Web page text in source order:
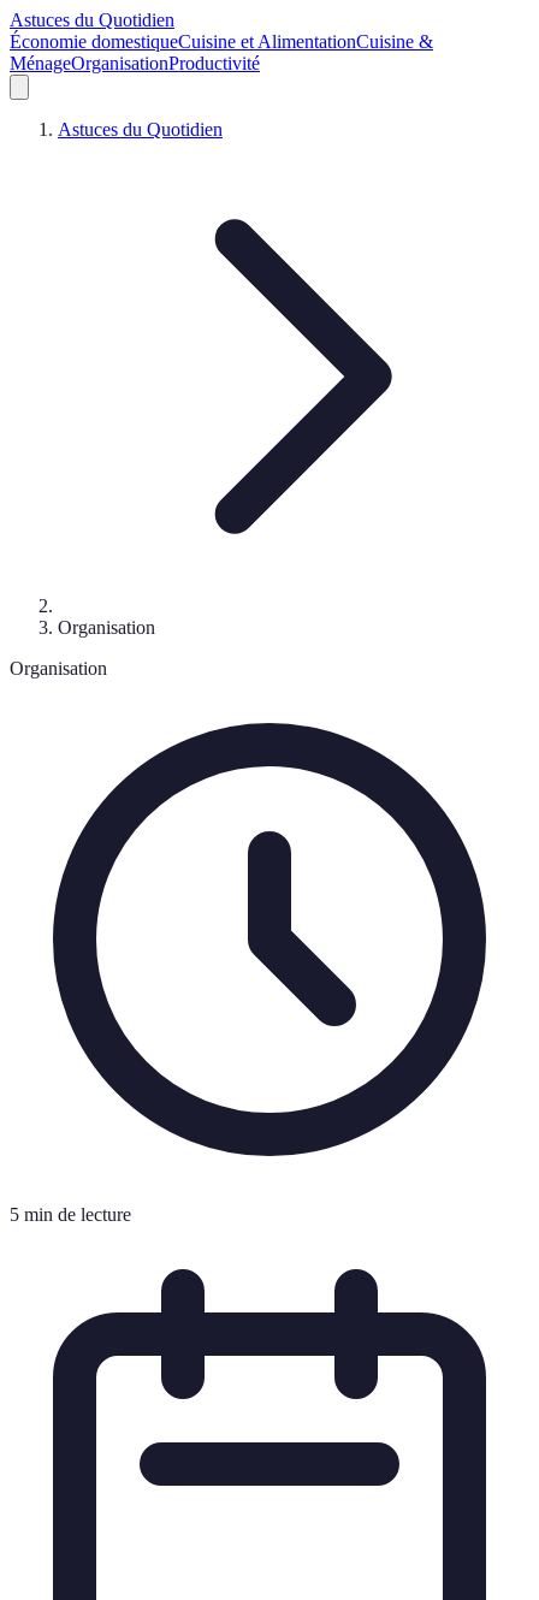
Astuces du Quotidien
Économie domestiqueCuisine et AlimentationCuisine &
MénageOrganisationProductivité
Astuces du Quotidien
Organisation
Organisation
5 min de lecture